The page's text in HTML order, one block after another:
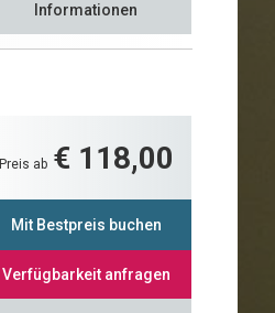
Informationen
Preis ab € 118,00
Mit Bestpreis buchen
Verfügbarkeit anfragen